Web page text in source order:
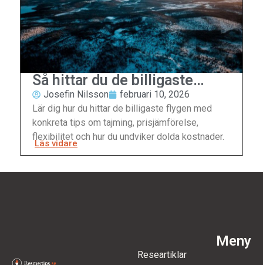
Så hittar du de billigaste
flygen
Josefin Nilsson
februari 10, 2026
Lär dig hur du hittar de billigaste flygen med
konkreta tips om tajming, prisjämförelse,
flexibilitet och hur du undviker dolda kostnader.
Läs vidare
Meny
Researtiklar